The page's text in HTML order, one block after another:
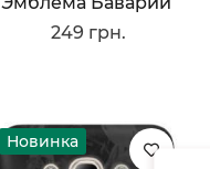
249 грн.
Новинка